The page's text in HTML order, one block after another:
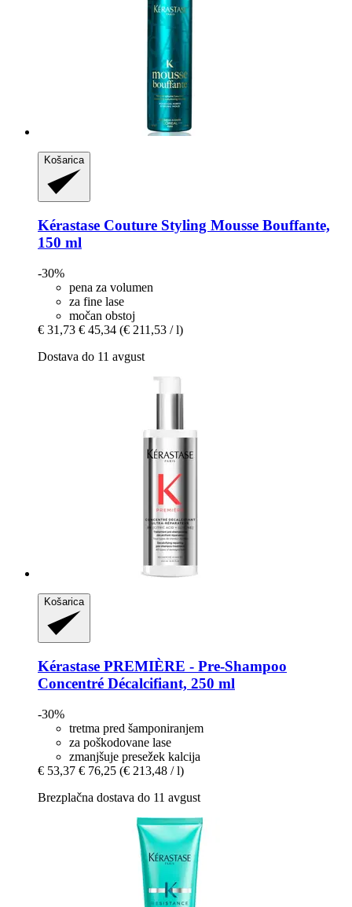
Košarica
Kérastase Couture Styling Mousse Bouffante,
150 ml
-30%
pena za volumen
za fine lase
močan obstoj
€ 31,73 € 45,34 (€ 211,53 / l)
Dostava do 11 avgust
Košarica
Kérastase PREMIÈRE -​ Pre-​Shampoo
Concentré Décalcifiant, 250 ml
-30%
tretma pred šamponiranjem
za poškodovane lase
zmanjšuje presežek kalcija
€ 53,37 € 76,25 (€ 213,48 / l)
Brezplačna dostava do 11 avgust